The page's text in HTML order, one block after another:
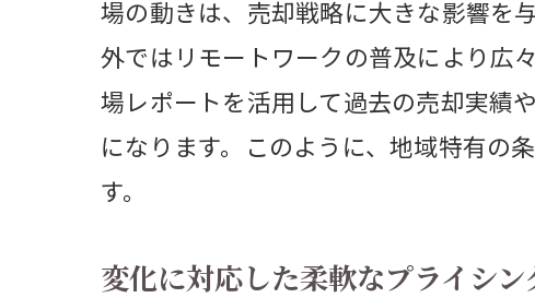
郊外物
リモー
都市部
少子高齢化
場の動きは、売却戦略に大きな影響を
外ではリモートワークの普及により広
場レポートを活用して過去の売却実績
になります。このように、地域特有の
す。
変化に対応した柔軟なプライシン